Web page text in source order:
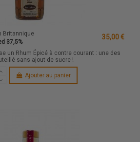
Britannique
37,5%
35,00 €
un Rhum Épicé à contre courant : une des
sans ajout de sucre !
Ajouter au panier